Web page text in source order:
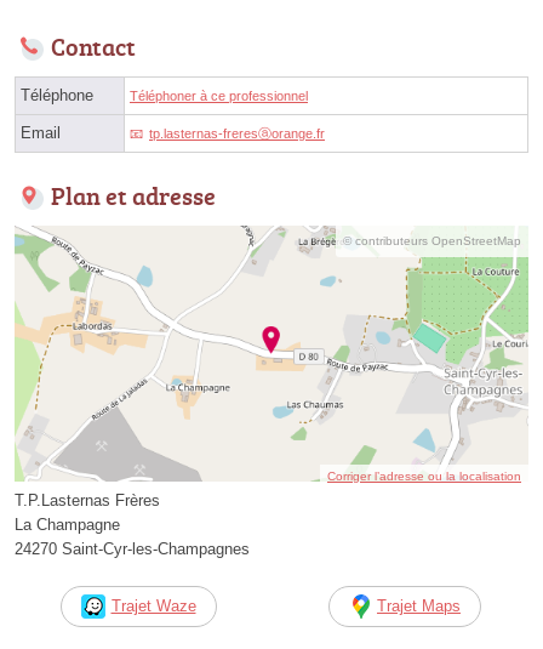
Contact
Téléphone Téléphoner à ce professionnel
Email tp.lasternas-freresⓐorange.fr
Plan et adresse
© contributeurs OpenStreetMap
Corriger l’adresse ou la localisation
T.P.Lasternas Frères
La Champagne
24270 Saint-Cyr-les-Champagnes
Trajet Waze Trajet Maps